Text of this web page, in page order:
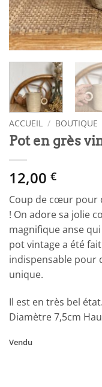
ACCUEIL / BOUTIQUE
Pot en grès
12,00 €
Coup de cœur pour
! On adore sa jolie
magnifique anse
pot vintage a été
indispensable pour
unique.
Il est en très bel état.
Diamètre 7,5cm
Vendu